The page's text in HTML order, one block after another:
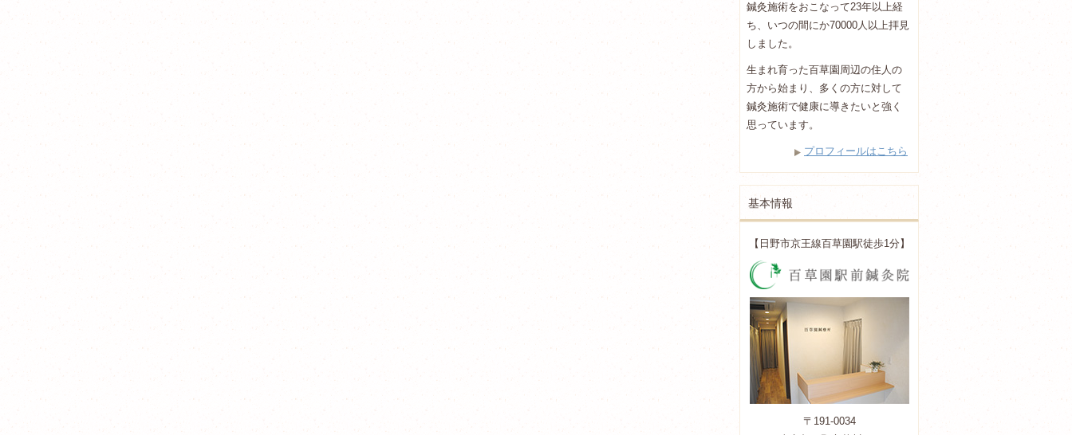
鍼灸施術をおこなって23年以上経
ち、いつの間にか70000人以上拝見
しました。
生まれ育った百草園周辺の住人の
方から始まり、多くの方に対して
鍼灸施術で健康に導きたいと強く
思っています。
プロフィールはこちら
基本情報
【日野市京王線百草園駅徒歩1分】
〒191-0034